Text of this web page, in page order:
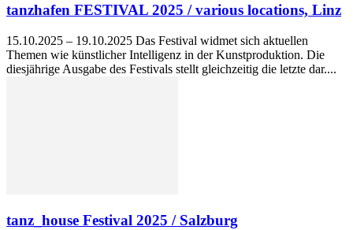
tanzhafen FESTIVAL 2025 / various locations, Linz
15.10.2025 – 19.10.2025 Das Festival widmet sich aktuellen
Themen wie künstlicher Intelligenz in der Kunstproduktion. Die
diesjährige Ausgabe des Festivals stellt gleichzeitig die letzte dar....
tanz_house Festival 2025 / Salzburg